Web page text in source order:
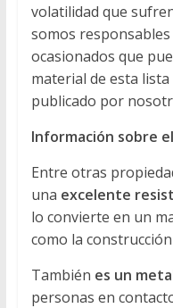
volatilidad que
somos
ocasionados que
material de esta
publicado por
Información sobre
Entre otras
una excelente
lo convierte en un
como la
También es un
personas en